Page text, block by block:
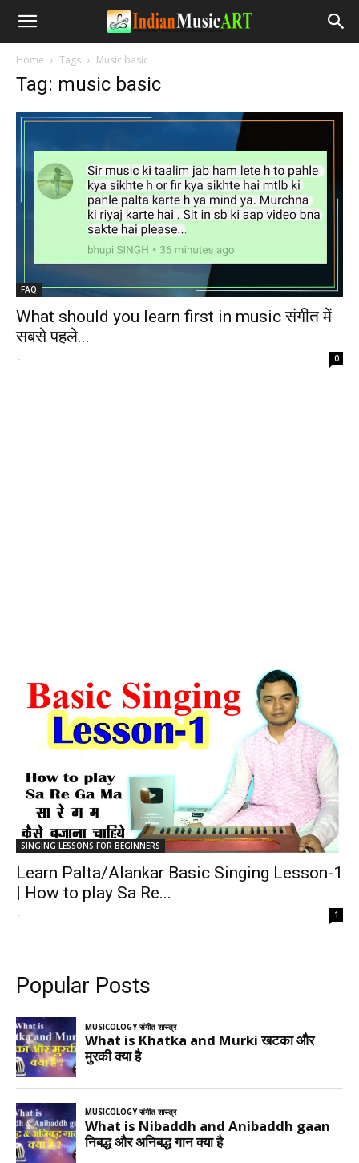
Home Tags Music basic
Tag: music basic
FAQ
What should you learn first in music संगीत में
सबसे पहले...
- 0
SINGING LESSONS FOR BEGINNERS
Learn Palta/Alankar Basic Singing Lesson-1
| How to play Sa Re...
- 1
Popular Posts